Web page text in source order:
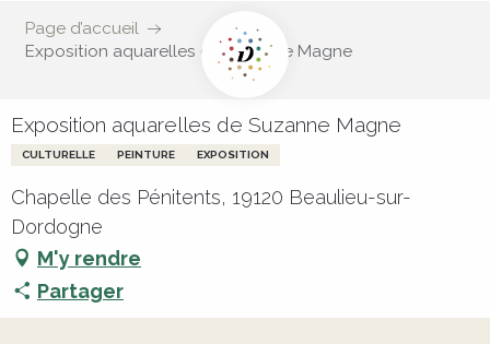
Page d’accueil
Exposition aquarelles de Suzanne Magne
Exposition aquarelles de Suzanne Magne
CULTURELLE PEINTURE EXPOSITION
Chapelle des Pénitents, 19120 Beaulieu-sur-
Dordogne
M'y rendre
Partager